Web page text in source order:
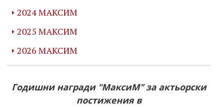
2024 МАКСИМ
2025 МАКСИМ
2026 МАКСИМ
Годишни награди "МаксиМ" за актьорски
постижения в